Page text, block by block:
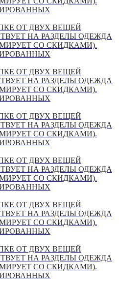
ОТ ДВУХ ВЕЩЕЙ
НА РАЗДЕЛЫ ОДЕЖДА
СО СКИДКАМИ).
ОТ ДВУХ ВЕЩЕЙ
НА РАЗДЕЛЫ ОДЕЖДА
СО СКИДКАМИ).
ОТ ДВУХ ВЕЩЕЙ
НА РАЗДЕЛЫ ОДЕЖДА
СО СКИДКАМИ).
ОТ ДВУХ ВЕЩЕЙ
НА РАЗДЕЛЫ ОДЕЖДА
СО СКИДКАМИ).
ОТ ДВУХ ВЕЩЕЙ
НА РАЗДЕЛЫ ОДЕЖДА
СО СКИДКАМИ).
ОТ ДВУХ ВЕЩЕЙ
НА РАЗДЕЛЫ ОДЕЖДА
СО СКИДКАМИ).